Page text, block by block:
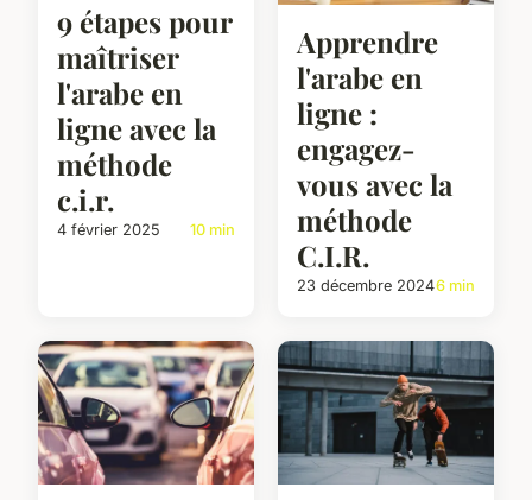
9 étapes pour
maîtriser
l'arabe en
ligne avec la
méthode
c.i.r.
4 février 2025 10 min
Apprendre
l'arabe en
ligne :
engagez-
vous avec la
méthode
C.I.R.
23 décembre 20246 min